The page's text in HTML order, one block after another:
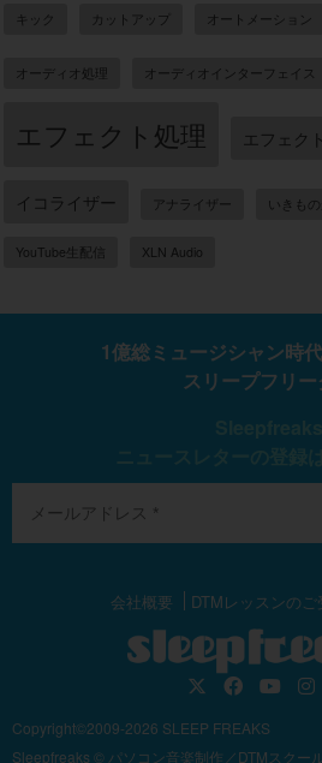
キック カットアップ オートメーション
オーディオ処理 オーディオインターフェイス
エフェクト処理 エフェクト
イコライザー アナライザー いきも
YouTube生配信 XLN Audio
1億総ミュージシャン時
スリープフリー
会社概要 DTMレッスンのご
Copyright©2009-2026 SLEEP FREAKS
Sleepfreaks © パソコン音楽制作／DTMスクー